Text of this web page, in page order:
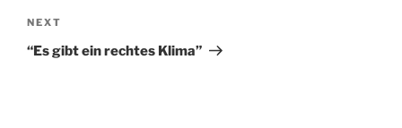
Next
Post
NEXT
“Es gibt ein rechtes Klima”